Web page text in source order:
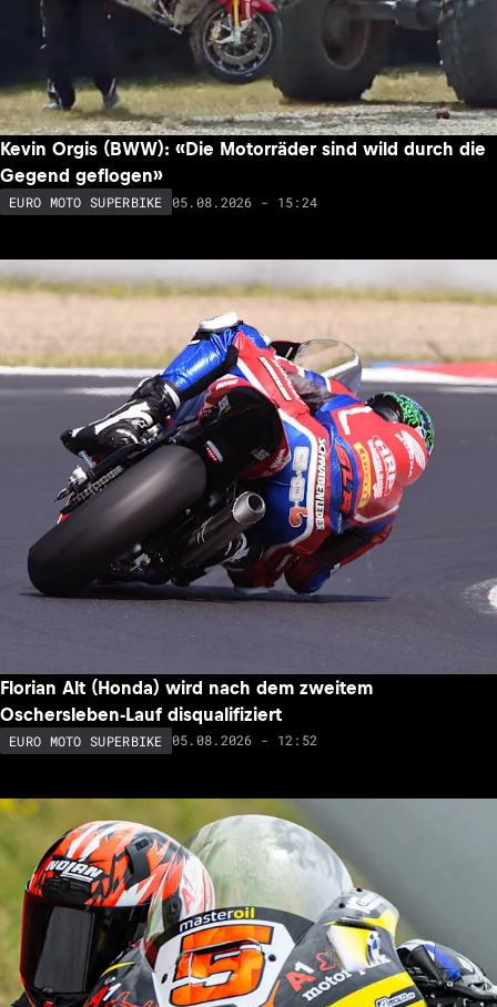
Kevin Orgis (BWW): «Die Motorräder sind wild durch die
Gegend geflogen»
EURO MOTO SUPERBIKE 05.08.2026 - 15:24
Florian Alt (Honda) wird nach dem zweitem
Oschersleben-Lauf disqualifiziert
EURO MOTO SUPERBIKE 05.08.2026 - 12:52